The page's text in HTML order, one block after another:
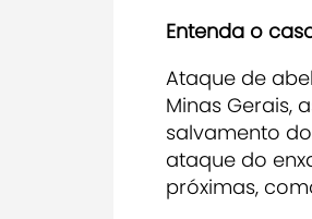
Entenda o
Ataque de
Minas Gerais,
salvamento
ataque do
próximas,